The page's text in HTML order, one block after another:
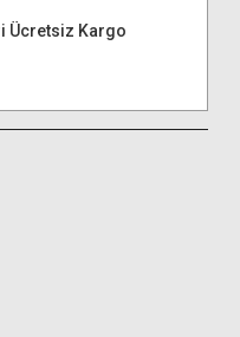
Ücretsiz Kargo